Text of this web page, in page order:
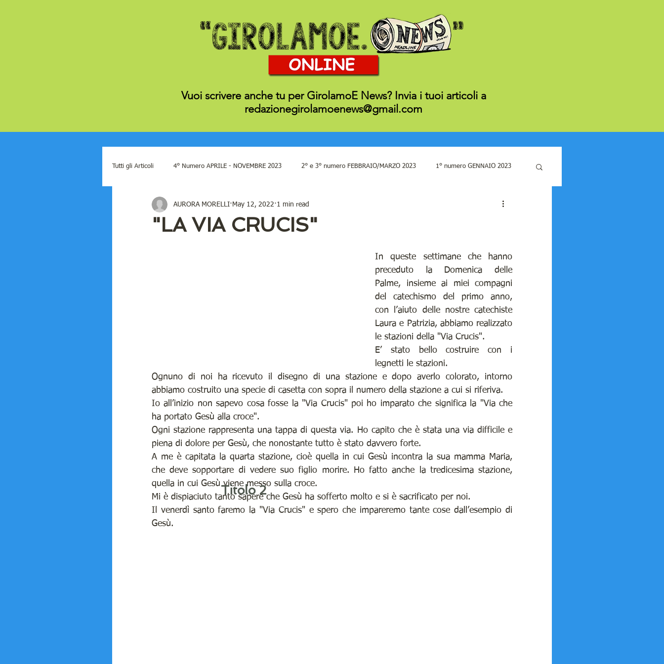
Vuoi scrivere anche tu per GirolamoE News? Invia i tuoi articoli a
redazionegirolamoenews@gmail.com
Tutti gli Articoli 4° Numero APRILE - NOVEMBRE 2023 2° e 3° numero FEBBRAIO/MARZO 2023 1° numero GENNAIO 2023
12° numero DICEMBRE 2022 9°10° 11°numero SETT. OTT. NOV. 22
VITA DI PARROCCHIA
LA NOSTRA RUBRICA... I CONSIGLI DI...
"LA VIA CRUCIS"
AURORA MORELLI May 12, 2022 1 min read
In queste settimane che hanno
preceduto la Domenica delle
Palme, insieme ai miei compagni
del catechismo del primo anno,
con l’aiuto delle nostre catechiste
Laura e Patrizia, abbiamo realizzato
le stazioni della "Via Crucis".
E’ stato bello costruire con i
legnetti le stazioni.
Ognuno di noi ha ricevuto il disegno di una stazione e dopo averlo colorato, intorno
abbiamo costruito una specie di casetta con sopra il numero della stazione a cui si riferiva.
Io all’inizio non sapevo cosa fosse la "Via Crucis" poi ho imparato che significa la "Via che
ha portato Gesù alla croce".
Ogni stazione rappresenta una tappa di questa via. Ho capito che è stata una via difficile e
piena di dolore per Gesù, che nonostante tutto è stato davvero forte.
A me è capitata la quarta stazione, cioè quella in cui Gesù incontra la sua mamma Maria,
che deve sopportare di vedere suo figlio morire. Ho fatto anche la tredicesima stazione,
quella in cui Gesù viene messo sulla croce.
Mi è dispiaciuto tanto sapere che Gesù ha sofferto molto e si è sacrificato per noi.
Il venerdì santo faremo la "Via Crucis" e spero che impareremo tante cose dall’esempio di
Gesù.
Titolo 2